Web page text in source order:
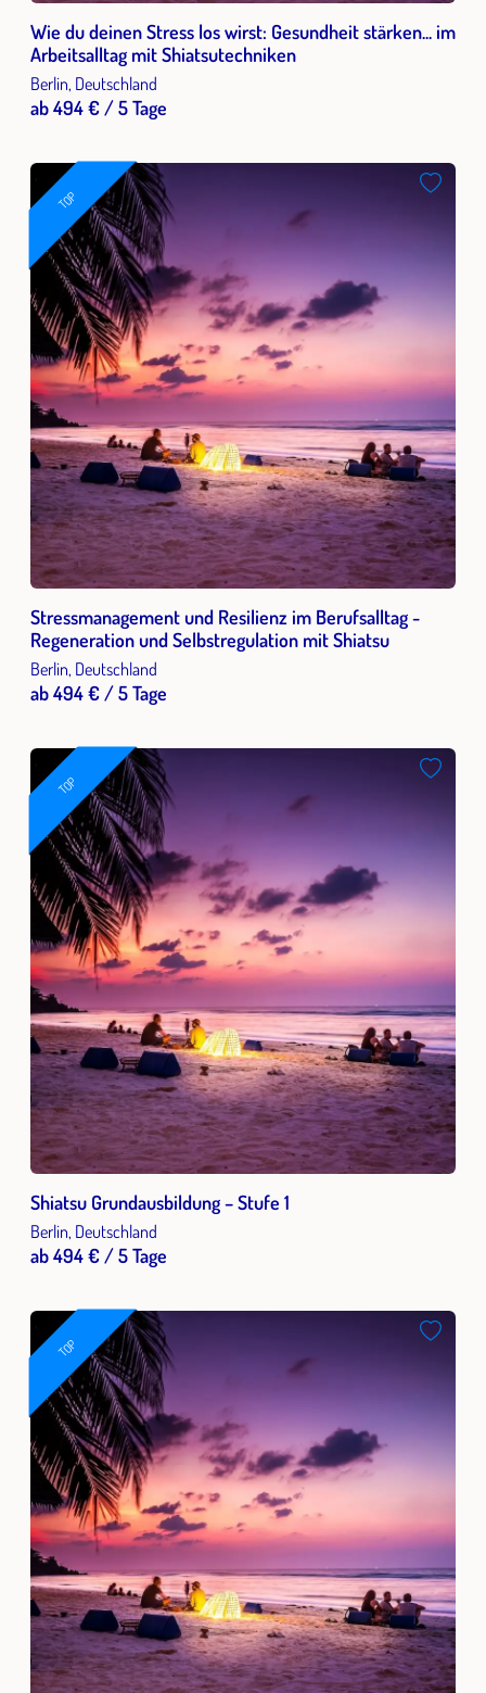
Wie du deinen Stress los wirst: Gesundheit stärken... im
Arbeitsalltag mit Shiatsutechniken
Berlin, Deutschland
ab 494 € / 5 Tage
TOP
Stressmanagement und Resilienz im Berufsalltag -
Regeneration und Selbstregulation mit Shiatsu
Berlin, Deutschland
ab 494 € / 5 Tage
TOP
Shiatsu Grundausbildung – Stufe 1
Berlin, Deutschland
ab 494 € / 5 Tage
TOP